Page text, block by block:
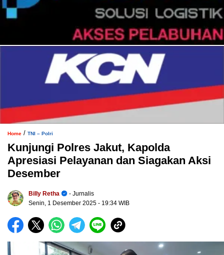
Home / TNI – Polri
Kunjungi Polres Jakut, Kapolda
Apresiasi Pelayanan dan Siagakan Aksi
Desember
Billy Retha
- Jurnalis
Senin, 1 Desember 2025 - 19:34 WIB